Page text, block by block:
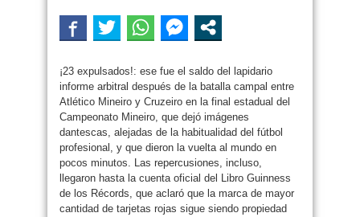
¡23 expulsados!: ese fue el saldo del lapidario
informe arbitral después de la batalla campal entre
Atlético Mineiro y Cruzeiro en la final estadual del
Campeonato Mineiro, que dejó imágenes
dantescas, alejadas de la habitualidad del fútbol
profesional, y que dieron la vuelta al mundo en
pocos minutos. Las repercusiones, incluso,
llegaron hasta la cuenta oficial del Libro Guinness
de los Récords, que aclaró que la marca de mayor
cantidad de tarjetas rojas sigue siendo propiedad